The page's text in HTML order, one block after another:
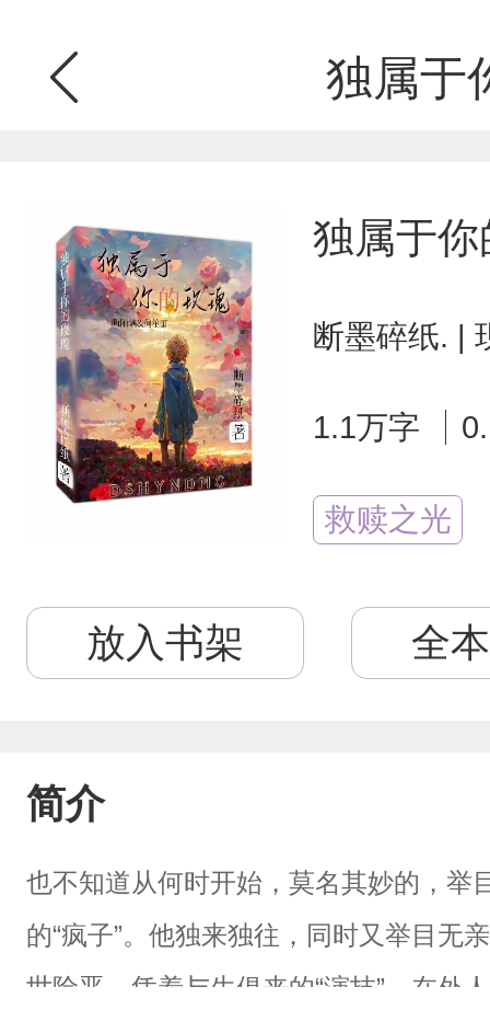
独属于
独属于
断墨碎纸. |
1.1万字
救赎之光
放入书架 全
简介
也不知道从何时开始，莫名其妙的，举
的“疯子”。他独来独往，同时又举目无
世险恶，凭着与生俱来的“演技”，在外